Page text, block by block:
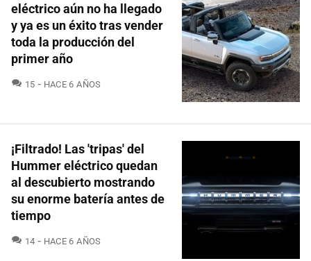
eléctrico aún no ha llegado
y ya es un éxito tras vender
toda la producción del
primer año
15 COMENTARIOS
HACE 6 AÑOS
¡Filtrado! Las 'tripas' del
Hummer eléctrico quedan
al descubierto mostrando
su enorme batería antes de
tiempo
14 COMENTARIOS
HACE 6 AÑOS